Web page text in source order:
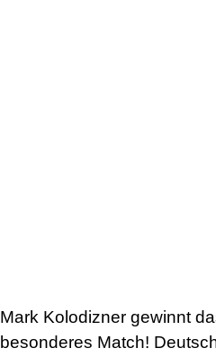
Mark Kolodizner gewinnt
besonderes Match!